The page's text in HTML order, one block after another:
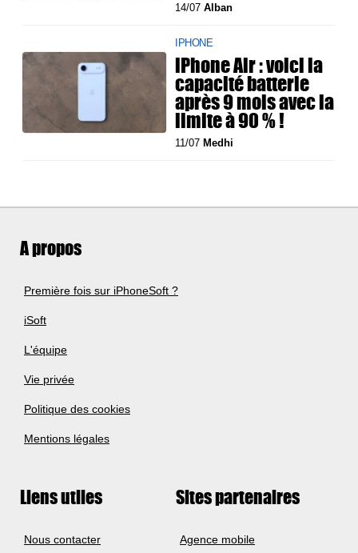
14/07Alban
IPHONE
iPhone Air : voici la
capacité batterie
après 9 mois avec la
limite à 90 % !
11/07Medhi
A propos
Première fois sur iPhoneSoft ?
iSoft
L'équipe
Vie privée
Politique des cookies
Mentions légales
Liens utiles
Nous contacter
Sites partenaires
Agence mobile